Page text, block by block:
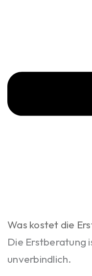
Was kostet die
Die Erstberatung
unverbindlich.